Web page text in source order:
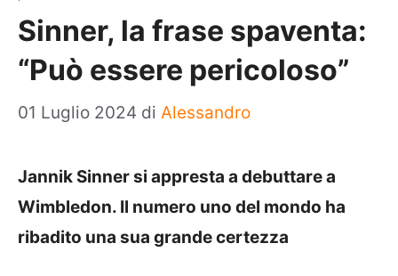
Sinner, la frase spaventa:
“Può essere pericoloso”
01 Luglio 2024 di Alessandro
Jannik Sinner si appresta a debuttare a
Wimbledon. Il numero uno del mondo ha
ribadito una sua grande certezza